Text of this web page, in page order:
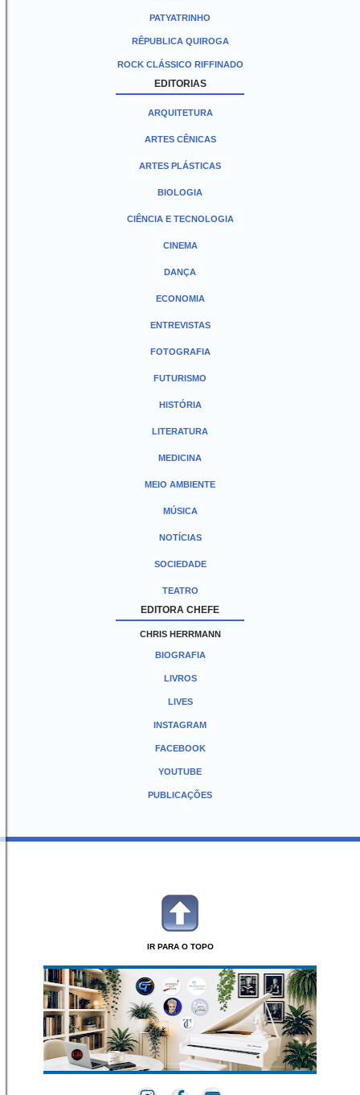
PATYATRINHO
RÊPUBLICA QUIROGA
ROCK CLÁSSICO RIFFINADO
EDITORIAS
ARQUITETURA
ARTES CÊNICAS
ARTES PLÁSTICAS
BIOLOGIA
CIÊNCIA E TECNOLOGIA
CINEMA
DANÇA
ECONOMIA
ENTREVISTAS
FOTOGRAFIA
FUTURISMO
HISTÓRIA
LITERATURA
MEDICINA
MEIO AMBIENTE
MÚSICA
NOTÍCIAS
SOCIEDADE
TEATRO
EDITORA CHEFE
CHRIS HERRMANN
BIOGRAFIA
LIVROS
LIVES
INSTAGRAM
FACEBOOK
YOUTUBE
PUBLICAÇÕES
IR PARA O TOPO